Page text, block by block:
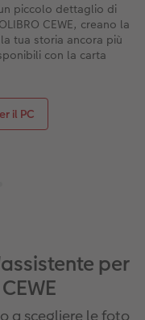
piccolo dettaglio di
CEWE, creano la
tua storia ancora più
con la carta
il PC
per
a scegliere le foto